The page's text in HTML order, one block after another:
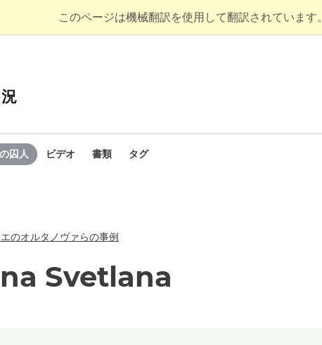
このページは機械翻訳を使用して翻訳されています。
囚人 ビデオ 書類 タグ
のオルタノヴァらの事例
Svetlana